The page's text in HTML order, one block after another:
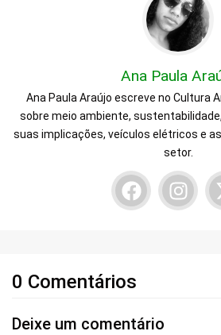
Ana Paula
Ana Paula Araújo escreve no Cultura
sobre meio ambiente,
suas implicações, veículos elétricos e
setor.
0 Comentários
Deixe um comentário